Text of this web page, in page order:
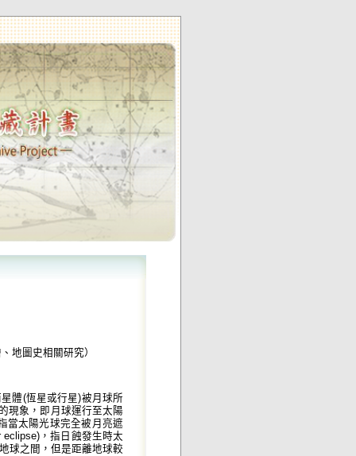
地圖史相關研究）
體(恆星或行星)被月球所
現象，即月球運行至太陽
當太陽光球完全被月亮遮
，指日蝕發生時太
球之間，但是距離地球較